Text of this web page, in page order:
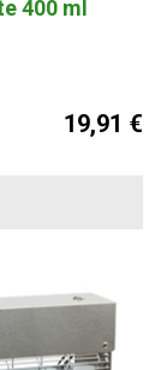
400 ml
19,91 €